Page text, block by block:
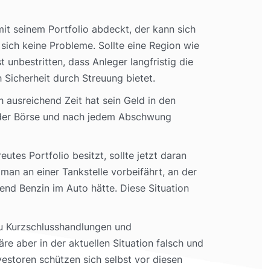
seinem Portfolio abdeckt, der kann sich
keine Probleme. Sollte eine Region wie
unbestritten, dass Anleger langfristig die
durch Streuung bietet.
ausreichend Zeit hat sein Geld in den
Börse und nach jedem Abschwung
Portfolio besitzt, sollte jetzt daran
an einer Tankstelle vorbeifährt, an der
Benzin im Auto hätte. Diese Situation
und
aber in der aktuellen Situation falsch und
schützen sich selbst vor diesen